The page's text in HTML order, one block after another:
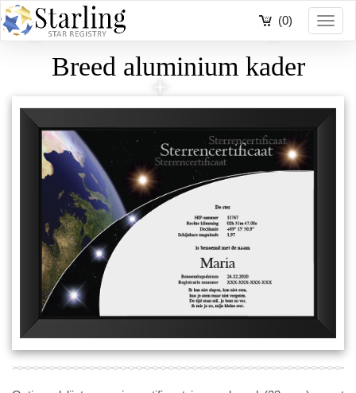
(0)
Breed aluminium kader